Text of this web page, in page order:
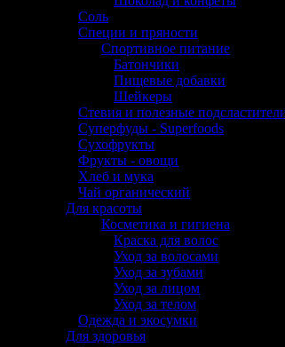
Соль
Специи и пряности
Спортивное питание
Батончики
Пищевые добавки
Шейкеры
Стевия и полезные
Суперфуды - Superfoods
Сухофрукты
Фрукты - овощи
Хлеб и мука
Чай органический
Для красоты
Косметика и гигиена
Краска для волос
Уход за волосами
Уход за зубами
Уход за лицом
Уход за телом
Одежда и экосумки
Для здоровья